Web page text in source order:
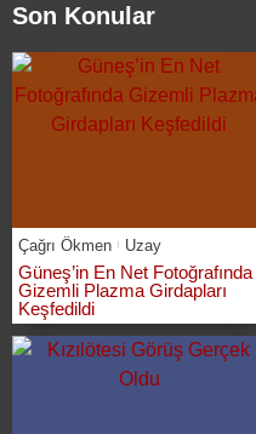
Son Konular
Çağrı Ökmen Uzay
Güneş’in En Net Fotoğrafında
Gizemli Plazma Girdapları
Keşfedildi